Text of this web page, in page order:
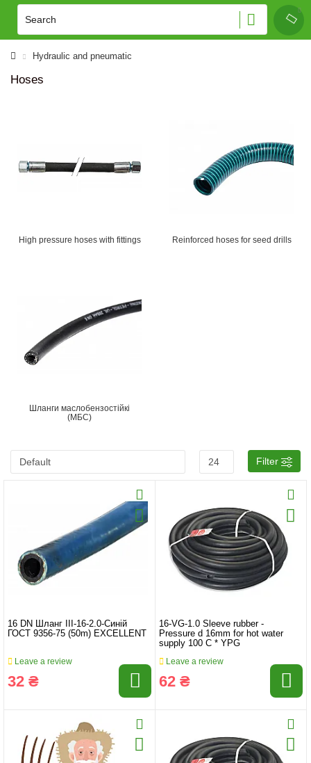
Hydraulic and pneumatic
Hoses
High pressure hoses with fittings Reinforced hoses for seed drills
Шланги маслобензостійкі
(МБС)
Filter
16 DN Шланг III-16-2.0-Синій
ГОСТ 9356-75 (50m) EXCELLENT
Leave a review
32 ₴
16-VG-1.0 Sleeve rubber -
Pressure d 16mm for hot water
supply 100 C * YPG
Leave a review
62 ₴